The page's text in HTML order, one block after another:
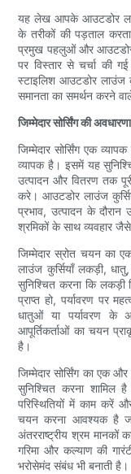
यह लेख आपके आउटडोर
के तरीकों की पड़ताल करता
प्रमुख पहलुओं और आउटडोर
पर विस्तार से चर्चा की
स्टाइलिश आउटडोर लाउंज
समानता का समर्थन करने
जिम्मेदार सोर्सिंग की
जिम्मेदार सोर्सिंग एक
व्यापक है। इसमें यह
उत्पादन और वितरण तक
करे। आउटडोर लाउंज
प्रभाव, उत्पादन के
श्रमिकों के साथ व्यवहार
जिम्मेदार स्रोत चयन का
लाउंज कुर्सियाँ लकड़ी,
सुनिश्चित करना कि लकड़ी
प्राप्त हो, पर्यावरण पर
धातुओं या पर्यावरण के
आपूर्तिकर्ताओं का चयन
है।
जिम्मेदार सोर्सिंग का एक
सुनिश्चित करना शामिल
परिस्थितियों में काम करें
चयन करना आवश्यक है
अंतरराष्ट्रीय श्रम मानकों
गरिमा और कल्याण की
भरोसेमंद संबंध भी बनाती है।